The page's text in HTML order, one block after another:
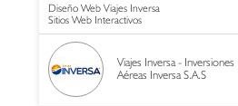
Diseño Web Viajes Inversa
Sitios Web Interactivos
Viajes Inversa - Inversiones
Aéreas Inversa S.A.S